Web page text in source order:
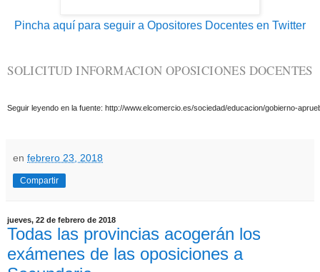
Pincha aquí para seguir a Opositores Docentes en Twitter
SOLICITUD INFORMACION OPOSICIONES DOCENTES
Seguir leyendo en la fuente: http://www.elcomercio.es/sociedad/educacion/gobierno-
en febrero 23, 2018
Compartir
jueves, 22 de febrero de 2018
Todas las provincias acogerán los
exámenes de las oposiciones a